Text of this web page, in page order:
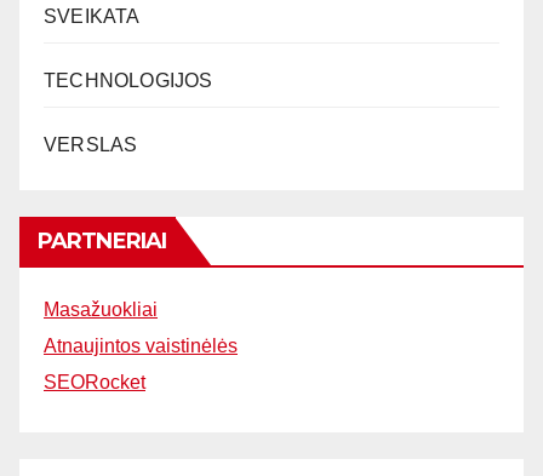
SVEIKATA
TECHNOLOGIJOS
VERSLAS
PARTNERIAI
Masažuokliai
Atnaujintos vaistinėlės
SEORocket